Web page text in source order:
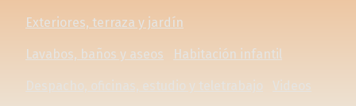
Exteriores, terraza y jardín
Lavabos, baños y aseos Habitación infantil
Despacho, oficinas, estudio y teletrabajo Videos